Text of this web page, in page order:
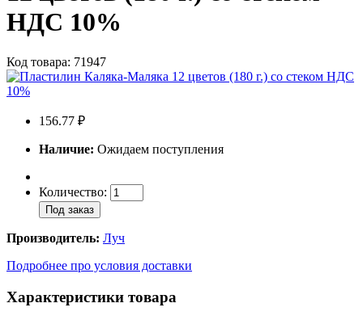
НДС 10%
Код товара: 71947
156.77 ₽
Наличие: Ожидаем поступления
Количество:
Под заказ
Производитель: Луч
Подробнее про условия доставки
Характеристики товара